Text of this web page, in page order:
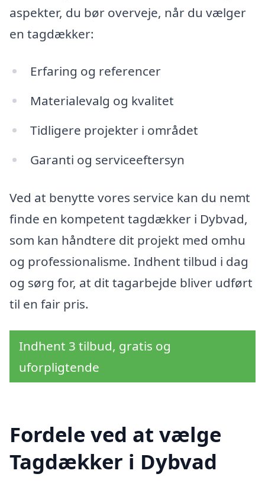
aspekter, du bør overveje, når du vælger
en tagdækker:
Erfaring og referencer
Materialevalg og kvalitet
Tidligere projekter i området
Garanti og serviceeftersyn
Ved at benytte vores service kan du nemt
finde en kompetent tagdækker i Dybvad,
som kan håndtere dit projekt med omhu
og professionalisme. Indhent tilbud i dag
og sørg for, at dit tagarbejde bliver udført
til en fair pris.
Indhent 3 tilbud, gratis og
uforpligtende
Fordele ved at vælge
Tagdækker i Dybvad